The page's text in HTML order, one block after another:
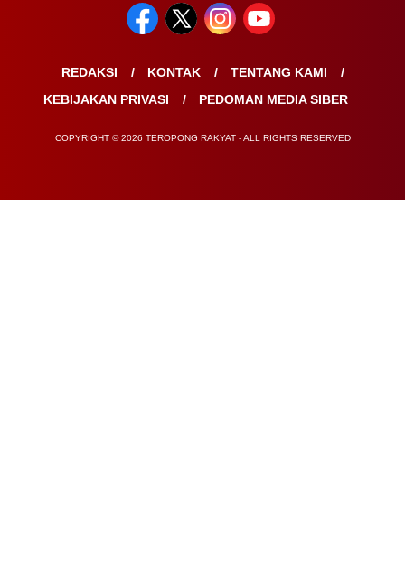
REDAKSI KONTAK
TENTANG KAMI
KEBIJAKAN PRIVASI
PEDOMAN MEDIA SIBER
COPYRIGHT © 2026 TEROPONG RAKYAT - ALL RIGHTS RESERVED